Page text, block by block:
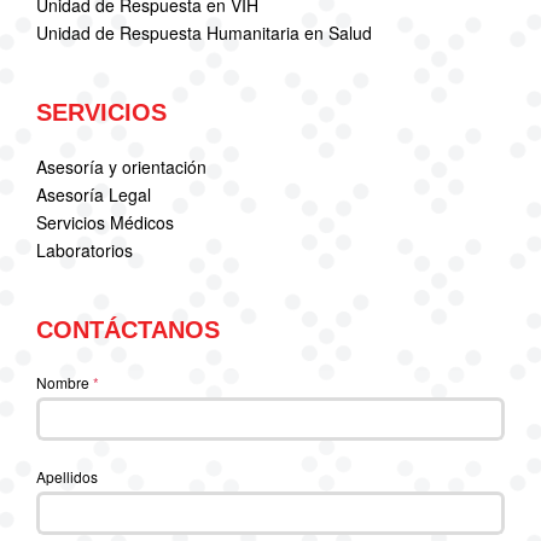
Unidad de Respuesta Humanitaria en Salud
SERVICIOS
Asesoría y orientación
Asesoría Legal
Servicios Médicos
Laboratorios
CONTÁCTANOS
Nombre*
Apellidos